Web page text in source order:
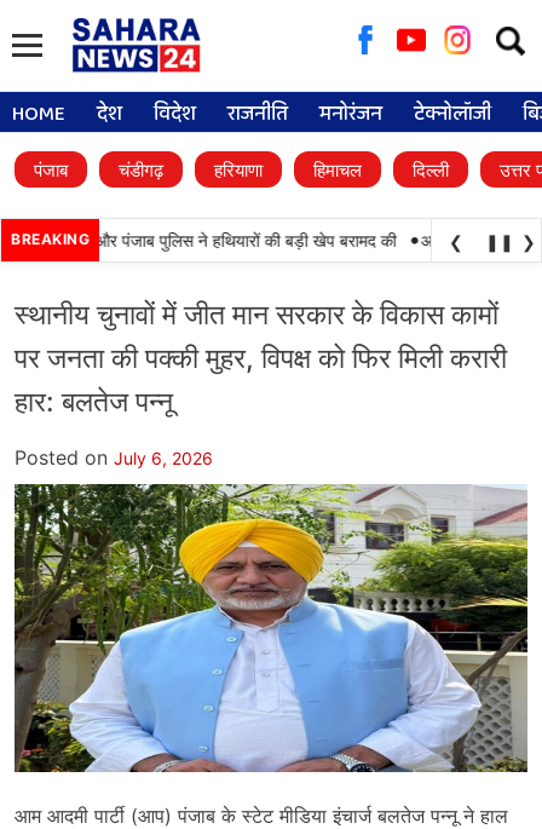
for:
HOME देश विदेश राजनीति मनोरंजन टेक्नोलॉजी
पंजाब चंडीगढ़ हरियाणा हिमाचल दिल्ली उत्तर
BREAKING
BSF और पंजाब पुलिस ने हथियारों की बड़ी खेप बरामद की • अमन अरोड़ा ने
❮ ❚❚ ❯
स्थानीय चुनावों में जीत मान सरकार के विकास कामों
पर जनता की पक्की मुहर, विपक्ष को फिर मिली करारी
हार: बलतेज पन्नू
Posted on July 6, 2026
आम आदमी पार्टी (आप) पंजाब के स्टेट मीडिया इंचार्ज बलतेज पन्नू ने हाल